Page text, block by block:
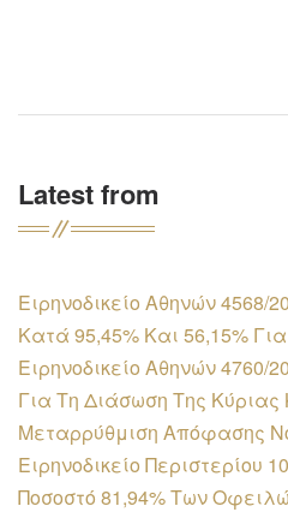
Latest from
Ειρηνοδικείο Αθηνών
Κατά 95,45% Και 56,15%
Ειρηνοδικείο Αθηνών 4760/
Για Τη Διάσωση Της Κύριας
Μεταρρύθμιση Απόφασης
Ειρηνοδικείο Περιστερίου
Ποσοστό 81,94% Των